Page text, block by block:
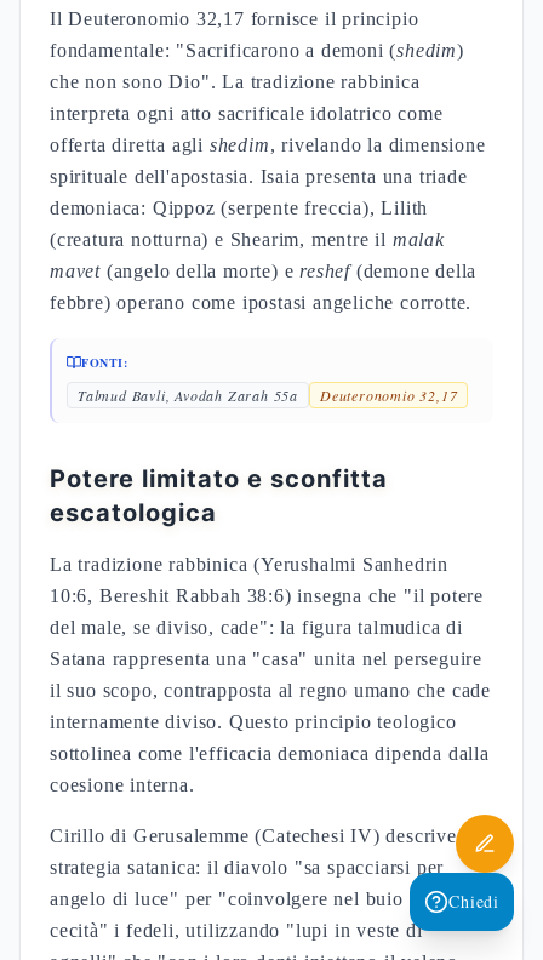
Il Deuteronomio 32,17 fornisce il principio
fondamentale: "Sacrificarono a demoni (shedim)
che non sono Dio". La tradizione rabbinica
interpreta ogni atto sacrificale idolatrico come
offerta diretta agli shedim, rivelando la dimensione
spirituale dell'apostasia. Isaia presenta una triade
demoniaca: Qippoz (serpente freccia), Lilith
(creatura notturna) e Shearim, mentre il malak
mavet (angelo della morte) e reshef(demone della
febbre) operano come ipostasi angeliche corrotte.
FONTI:
Talmud Bavli, Avodah Zarah 55a Deuteronomio 32,17
Potere limitato e sconfitta
escatologica
La tradizione rabbinica (Yerushalmi Sanhedrin
10:6, Bereshit Rabbah 38:6) insegna che "il potere
del male, se diviso, cade": la figura talmudica di
Satana rappresenta una "casa" unita nel perseguire
il suo scopo, contrapposta al regno umano che cade
internamente diviso. Questo principio teologico
sottolinea come l'efficacia demoniaca dipenda dalla
coesione interna.
Cirillo di Gerusalemme (Catechesi IV) descrive la
strategia satanica: il diavolo "sa spacciarsi per
angelo di luce" per "coinvolgere nel buio della
cecità" i fedeli, utilizzando "lupi in veste di
Chiedi